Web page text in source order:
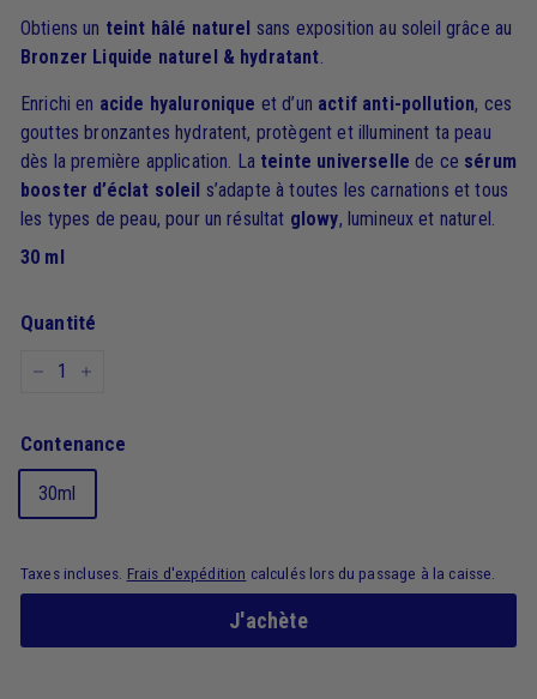
Obtiens un teint hâlé naturel sans exposition au soleil grâce au
Bronzer Liquide naturel & hydratant.
Enrichi en acide hyaluronique et d’un actif anti-pollution, ces
gouttes bronzantes hydratent, protègent et illuminent ta peau
dès la première application. La teinte universelle de ce sérum
booster d’éclat soleil s’adapte à toutes les carnations et tous
les types de peau, pour un résultat glowy, lumineux et naturel.
30 ml
Quantité
Contenance
30ml
Taxes incluses. Frais d'expédition calculés lors du passage à la caisse.
J'achète